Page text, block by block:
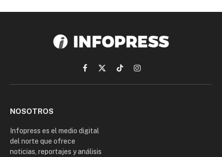
Facebook
X
(Twitter)
TikTokInstagram
NOSOTROS
Infopress es el medio digital
del norte que ofrece
noticias, reportajes y análisis